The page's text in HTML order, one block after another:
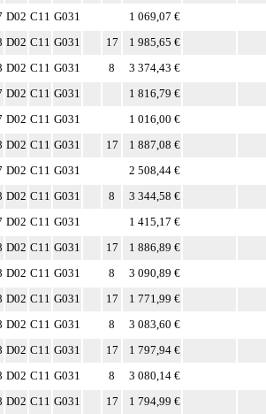
D02 C11 G031
1 069,07 €
D02 C11 G031 17
1 985,65 €
D02 C11 G031 8
3 374,43 €
D02 C11 G031
1 816,79 €
D02 C11 G031
1 016,00 €
D02 C11 G031 17
1 887,08 €
D02 C11 G031
2 508,44 €
D02 C11 G031 8
3 344,58 €
D02 C11 G031
1 415,17 €
D02 C11 G031 17
1 886,89 €
D02 C11 G031 8
3 090,89 €
D02 C11 G031 17
1 771,99 €
D02 C11 G031 8
3 083,60 €
D02 C11 G031 17
1 797,94 €
D02 C11 G031 8
3 080,14 €
D02 C11 G031 17
1 794,99 €